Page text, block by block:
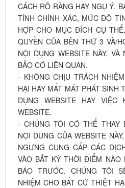
CÁCH RÕ RÀNG HAY NGỤ Ý,
TÍNH CHÍNH XÁC, MỨC ĐỘ
HỢP CHO MỤC ĐÍCH CỤ
QUYỀN CỦA BÊN THỨ 3 VÀ/
NỘI DỤNG WEBSITE NÀY,
BẢO CÓ LIÊN QUAN.
- KHÔNG CHỊU TRÁCH
HẠI HAY MẤT MÁT PHÁT SINH
DỤNG WEBSITE HAY VIỆC
WEBSITE.
- CHÚNG TÔI CÓ THỂ THAY
NỘI DUNG CỦA WEBSITE
NGƯNG CUNG CẤP CÁC
VÀO BẤT KỲ THỜI ĐIỂM NÀO
BÁO TRƯỚC. CHÚNG TÔI
NHIỆM CHO BẤT CỨ THIỆT